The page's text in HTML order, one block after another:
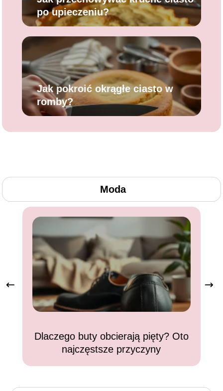
po upieczeniu?
Jak pokroić okrągłe ciasto w
romby?
Moda
Dlaczego buty obcierają pięty? Oto
najczęstsze przyczyny